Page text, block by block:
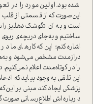
شده بود. اولین مورد را در
این‌صورت که از قسمتی از قلب
ا‌ست و به آن «گوشک دهلیز
ساختیم و به‌جای دریچه‌ی ریوی
اشاره کنم؛ این‌که کارهای ما
درازمدت مشخص می‌شود و
را در کوتاه‌مدت اعلام
این تلقی به‌وجود بیاید که
پزشکی ایجاد کند مبنی بر
درباره‌اش اطلاع‌رسانی